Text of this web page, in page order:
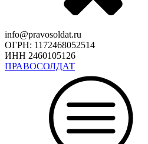
info@pravosoldat.ru
ОГРН: 1172468052514
ИНН 2460105126
ПРАВОСОЛДАТ